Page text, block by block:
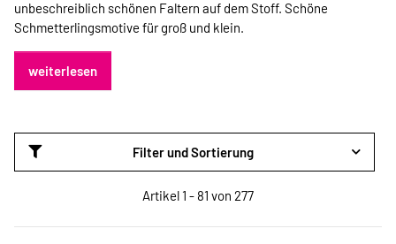
unbeschreiblich schönen Faltern auf dem Stoff. Schöne
Schmetterlingsmotive für groß und klein.
weiterlesen
Filter und Sortierung
Artikel 1 - 81 von 277